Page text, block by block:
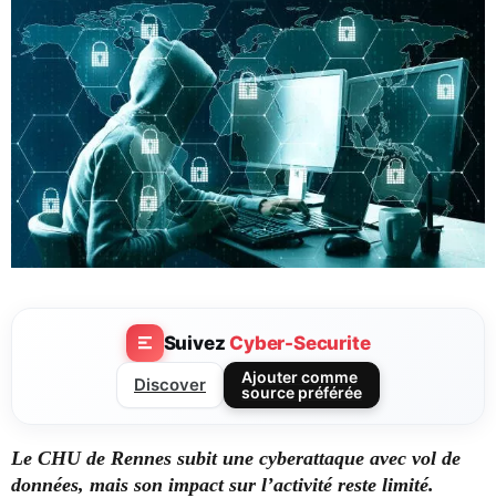
SuivezCyber-Securite
Discover
Ajouter comme
source préférée
Le CHU de Rennes subit une cyberattaque avec vol de
données, mais son impact sur l’activité reste limité.